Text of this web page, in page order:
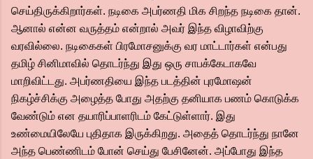
செய்திருக்கிறார்கள். நடிகை அபர்ணதி மிக சிறந்த நடிகை தான்.
ஆனால் என்ன வருத்தம் என்றால் அவர் இந்த விழாவிற்கு
வரவில்லை. நடிகைகள் பிரமோசனுக்கு வர மாட்டார்கள் என்பது
தமிழ் சினிமாவில் தொடர்ந்து இது ஒரு சாபக்கேடாகவே
மாறிவிட்டது. அபர்ணதியை இந்த படத்தின் புரமோஷன்
நிகழ்ச்சிக்கு அழைத்த போது அதற்கு தனியாக பணம் கொடுக்க
வேண்டும் என தயாரிப்பாளரிடம் கேட்டுள்ளார். இது
உண்மையிலேயே புதிதாக இருக்கிறது. அதைத் தொடர்ந்து நானே
அந்த பெண்ணிடம் போன் செய்து பேசினேன். அப்போது இந்த